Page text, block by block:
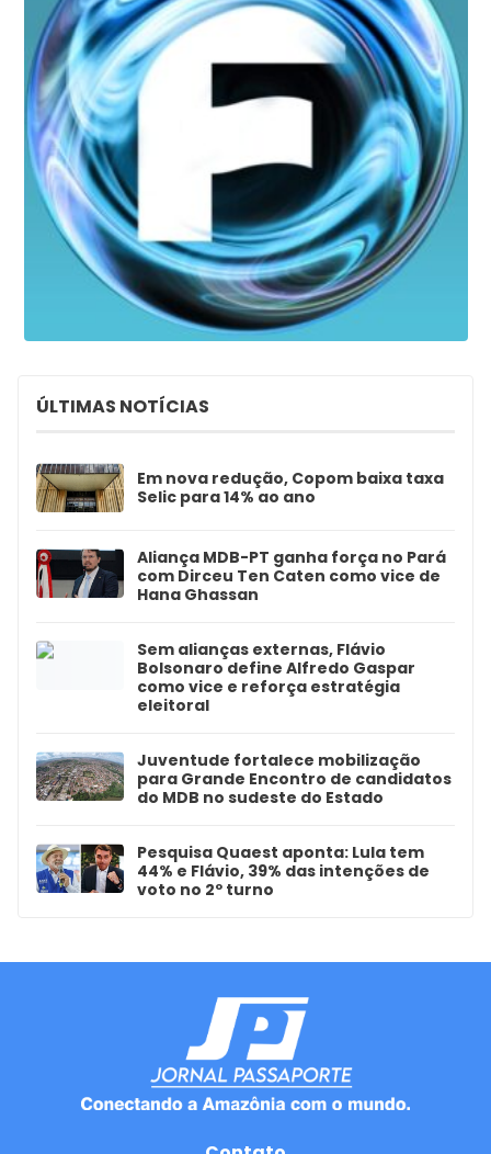
ÚLTIMAS NOTÍCIAS
Em nova redução, Copom baixa taxa
Selic para 14% ao ano
Aliança MDB-PT ganha força no Pará
com Dirceu Ten Caten como vice de
Hana Ghassan
Sem alianças externas, Flávio
Bolsonaro define Alfredo Gaspar
como vice e reforça estratégia
eleitoral
Juventude fortalece mobilização
para Grande Encontro de candidatos
do MDB no sudeste do Estado
Pesquisa Quaest aponta: Lula tem
44% e Flávio, 39% das intenções de
voto no 2º turno